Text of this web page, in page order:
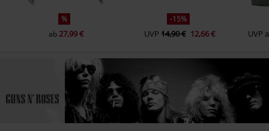
%
ab 27,99 €
-15%
UVP 14,90 € 12,66 € UVP